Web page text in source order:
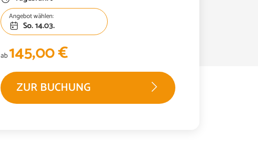
Angebot wählen:
So. 14.03.
ab145,00 €
ZUR BUCHUNG